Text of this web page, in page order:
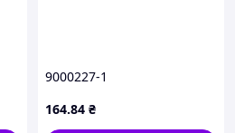
9000227-1
164.84 ₴